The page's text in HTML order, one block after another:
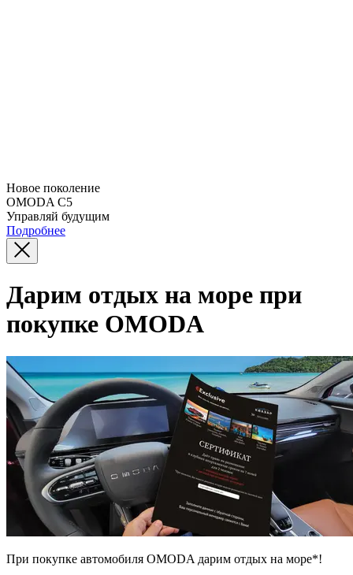
Новое поколение
OMODA C5
Управляй будущим
Подробнее
Дарим отдых на море при
покупке OMODA
При покупке автомобиля OMODA дарим отдых на море*!